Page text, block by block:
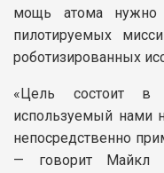
мощь атома нужно
пилотируемых
роботизированных
«Цель состоит в
используемый нами
непосредственно
— говорит Майкл